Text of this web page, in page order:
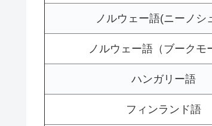
ノルウェー語(ニーノシ
ノルウェー語（ブークモ
ハンガリー語
フィンランド語